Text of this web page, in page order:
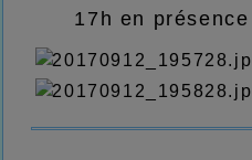
17h en